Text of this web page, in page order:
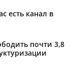
есть канал в
почти 3,8